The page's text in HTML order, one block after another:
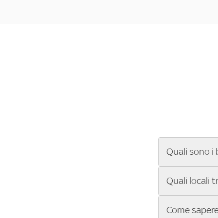
Quali sono i
Se cerchi un
ENILIVE, la
Sky Bar ti
Quali locali
Vuoi sapere
Come